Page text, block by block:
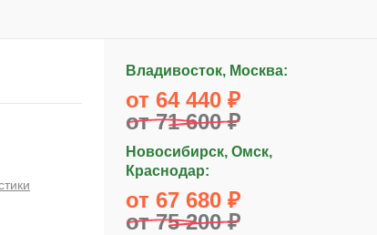
Владивосток, Москва:
от 64 440 ₽
от 71 600 ₽
Новосибирск, Омск,
Краснодар:
от 67 680 ₽
от 75 200 ₽